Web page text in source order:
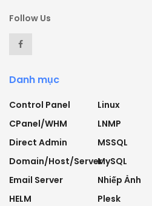
Follow Us
Danh mục
Control Panel
CPanel/WHM
Direct Admin
Domain/Host/Server
Email Server
HELM
Linux
LNMP
MSSQL
MySQL
Nhiếp Ảnh
Plesk